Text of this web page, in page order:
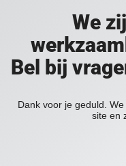
We
Bel bij
Dank voor je geduld.
site en